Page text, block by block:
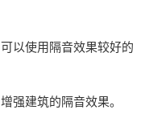
以使用隔音效果较好的
强建筑的隔音效果。